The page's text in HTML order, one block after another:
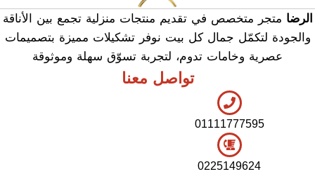
01111777595
0225149624
الرضا متجر متخصص في تقديم منتجات منزلية تجمع بين الأناقة
والجودة لتكمّل جمال كل بيت نوفر تشكيلات مميزة بتصميمات
عصرية وخامات تدوم، لتجربة تسوّق سهلة وموثوقة
تواصل معنا